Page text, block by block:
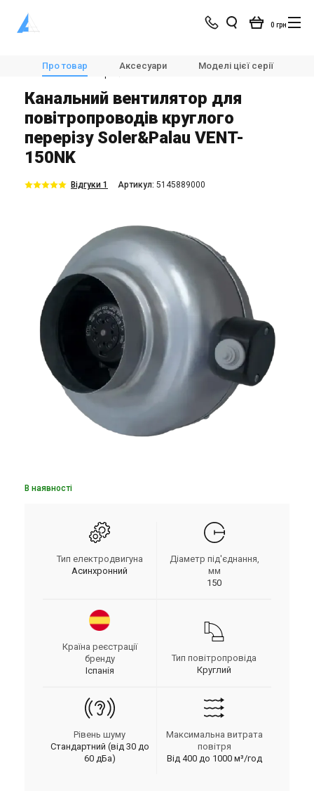
0 грн
Магазин Вентиляція
Вентилятори
Канальні вентилятори
Soler&Palau VENT-150NK
Про товар Аксесуари Моделі цієї серії
Канальний вентилятор для
повітропроводів круглого
перерізу Soler&Palau VENT-
150NK
Відгуки 1 Aртикул: 5145889000
В наявності
Тип електродвигуна
Асинхронний
Діаметр під'єднання,
мм
150
Країна реєстрації
бренду
Іспанія
Тип повітропровіда
Круглий
Рівень шуму
Стандартний (від 30 до
60 дБа)
Максимальна витрата
повітря
Від 400 до 1000 м³/год